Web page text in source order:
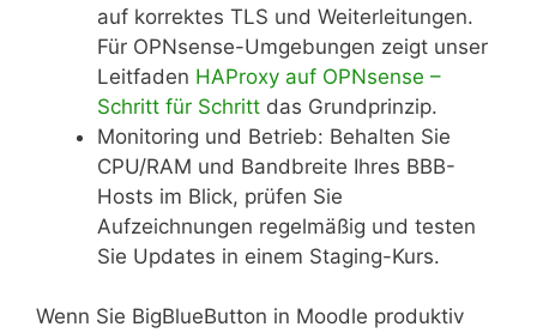
auf korrektes TLS und Weiterleitungen.
Für OPNsense-Umgebungen zeigt unser
Leitfaden HAProxy auf OPNsense –
Schritt für Schritt das Grundprinzip.
Monitoring und Betrieb: Behalten Sie
CPU/RAM und Bandbreite Ihres BBB-
Hosts im Blick, prüfen Sie
Aufzeichnungen regelmäßig und testen
Sie Updates in einem Staging-Kurs.
Wenn Sie BigBlueButton in Moodle produktiv